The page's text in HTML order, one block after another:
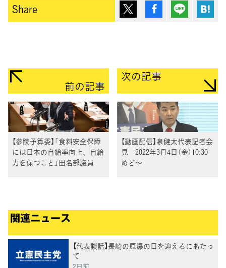
Share ポスト シェア Lineで送
前の記事
【参院予算委】「食料安全保障
には日本の自給率向上、自給
力を保つこと」田名部議員
次の記事
【動画配信】泉健太代表記者会
見 2022年3月4日（金）10:30
めど～
関連ニュース
【代表談話】長崎の原爆の日を迎えるにあたっ
て